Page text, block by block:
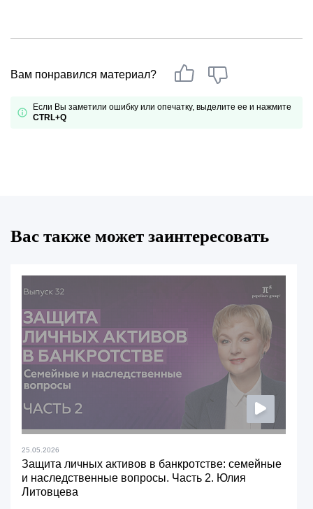
Вам понравился материал?
Если Вы заметили ошибку или опечатку, выделите ее и нажмите
CTRL+Q
Вас также может заинтересовать
25.05.2026
Защита личных активов в банкротстве: семейные
и наследственные вопросы. Часть 2. Юлия
Литовцева